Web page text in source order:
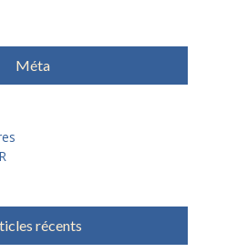
Méta
récents